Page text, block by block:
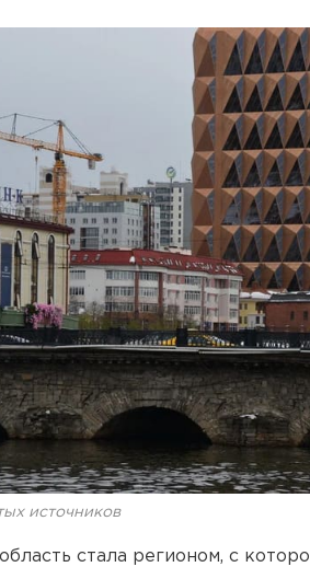
источников
стала регионом, с